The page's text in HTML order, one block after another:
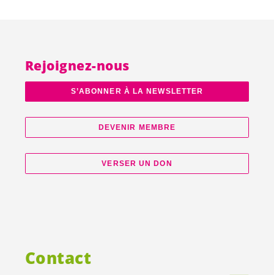
Rejoignez-nous
S’ABONNER À LA NEWSLETTER
DEVENIR MEMBRE
VERSER UN DON
Contact